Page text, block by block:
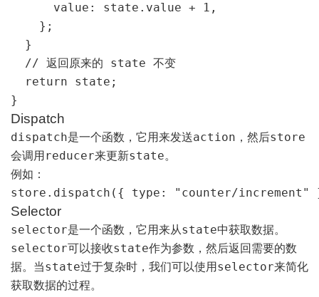
      value: state.value + 1,
    };
  }
  // 返回原来的 state 不变
  return state;
}
Dispatch
dispatch是一个函数，它用来发送action ，然后store
会调用 reducer来更新state。
例如：
store.dispatch({ type: "counter/
Selector
selector是一个函数，它用来从state中获取数据。
selector可以接收state作为参数，然后返回需要的数
据。当state过于复杂时，我们可以使用 selector来简化
获取数据的过程。